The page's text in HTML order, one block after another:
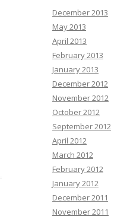
December 2013
May 2013
April 2013
February 2013
January 2013
December 2012
November 2012
October 2012
September 2012
April 2012
March 2012
February 2012
January 2012
December 2011
November 2011